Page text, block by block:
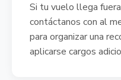
Si tu vuelo llega
contáctanos con al
para organizar una
aplicarse cargos